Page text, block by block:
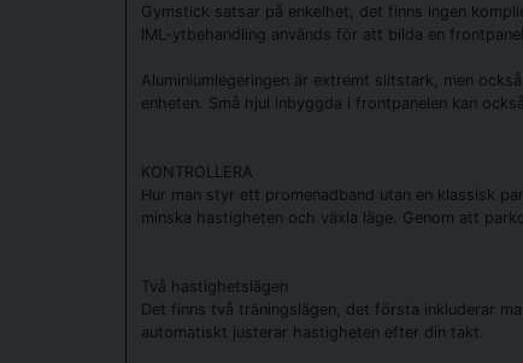
Gymstick satsar på enkelhet, det finns ingen
IML-ytbehandling används för att bilda en
Aluminiumlegeringen är extremt slitstark, men
enheten. Små hjul inbyggda i frontpanelen kan
KONTROLLERA
Hur man styr ett promenadband utan en klassisk
minska hastigheten och växla läge. Genom att
Två hastighetslägen
Det finns två träningslägen, det första inkluderar
automatiskt justerar hastigheten efter din takt.